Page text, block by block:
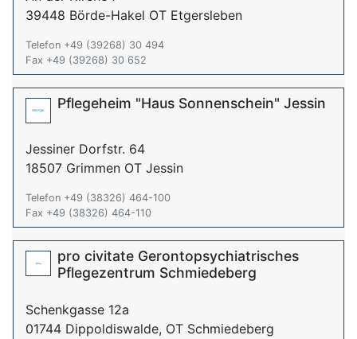
39448 Börde-Hakel OT Etgersleben
Telefon +49 (39268) 30 494
Fax +49 (39268) 30 652
Pflegeheim "Haus Sonnenschein" Jessin
Jessiner Dorfstr. 64
18507 Grimmen OT Jessin
Telefon +49 (38326) 464-100
Fax +49 (38326) 464-110
pro civitate Gerontopsychiatrisches
Pflegezentrum Schmiedeberg
Schenkgasse 12a
01744 Dippoldiswalde, OT Schmiedeberg